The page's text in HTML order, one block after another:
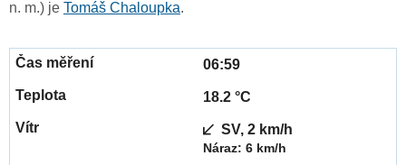
n. m.) je Tomáš Chaloupka.
06:59
18.2 °C
SV, 2 km/h
Náraz: 6 km/h